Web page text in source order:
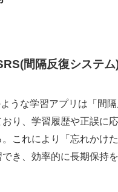
間隔反復システム
うな学習アプリは「間
り、学習履歴や正誤に
これにより「忘れかけ
き、効率的に長期保持